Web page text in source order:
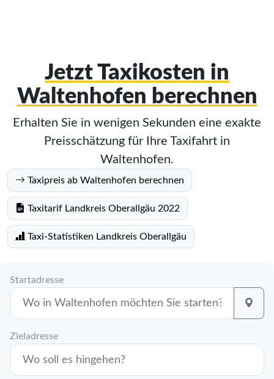
Jetzt Taxikosten in
Waltenhofen berechnen
Erhalten Sie in wenigen Sekunden eine exakte
Preisschätzung für Ihre Taxifahrt in
Waltenhofen.
Taxipreis ab Waltenhofen berechnen
Taxitarif Landkreis Oberallgäu 2022
Taxi-Statistiken Landkreis Oberallgäu
Startadresse
Zieladresse